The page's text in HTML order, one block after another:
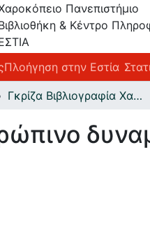
Πανεπιστήμιο
& Κέντρο
Πλοήγηση στην Εστία